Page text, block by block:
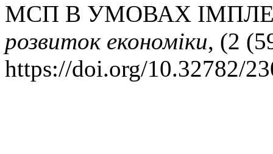
МСП В УМОВАХ
розвиток економіки, (2
https://doi.org/10.32782/